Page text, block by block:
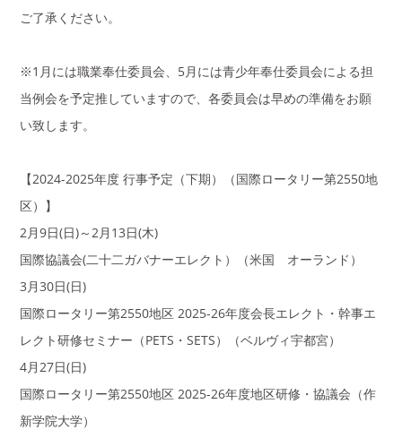
ご了承ください。
※1月には職業奉仕委員会、5月には青少年奉仕委員会による担
当例会を予定推していますので、各委員会は早めの準備をお願
い致します。
【2024-2025年度 行事予定（下期）（国際ロータリー第2550地
区）】
2月9日(日)～2月13日(木)
国際協議会(二十二ガバナーエレクト）（米国 オーランド）
3月30日(日)
国際ロータリー第2550地区 2025-26年度会長エレクト・幹事エ
レクト研修セミナー（PETS・SETS）（ベルヴィ宇都宮）
4月27日(日)
国際ロータリー第2550地区 2025-26年度地区研修・協議会（作
新学院大学）